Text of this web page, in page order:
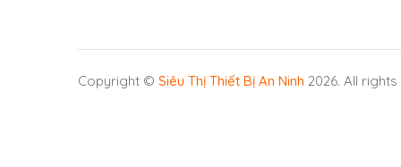
Copyright ©Siêu Thị Thiết Bị An Ninh 2026. All